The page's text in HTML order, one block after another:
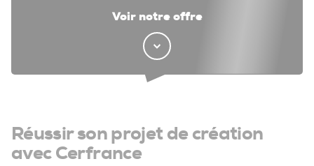
Voir notre offre
Réussir son projet de création
avec Cerfrance